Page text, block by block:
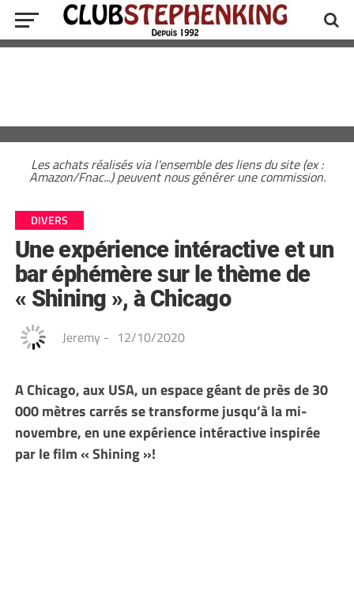
Les achats réalisés via l'ensemble des liens du site (ex :
Amazon/Fnac...) peuvent nous générer une commission.
DIVERS
Une expérience intéractive et un
bar éphémère sur le thème de
« Shining », à Chicago
Jeremy - 12/10/2020
A Chicago, aux USA, un espace géant de près de 30
000 mètres carrés se transforme jusqu’à la mi-
novembre, en une expérience intéractive inspirée
par le film « Shining »!